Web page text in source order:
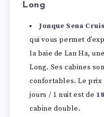
Long
Jonque Sena
qui vous permet
la baie de Lan Ha,
Long. Ses cabines
confortables. Le prix
jours / 1 nuit est de
cabine double.